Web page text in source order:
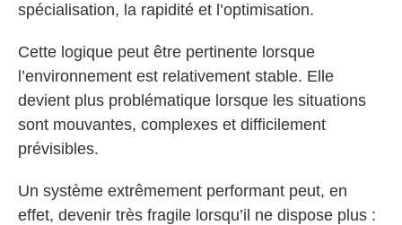
spécialisation, la rapidité et l’optimisation.
Cette logique peut être pertinente lorsque
l’environnement est relativement stable. Elle
devient plus problématique lorsque les situations
sont mouvantes, complexes et difficilement
prévisibles.
Un système extrêmement performant peut, en
effet, devenir très fragile lorsqu’il ne dispose plus :